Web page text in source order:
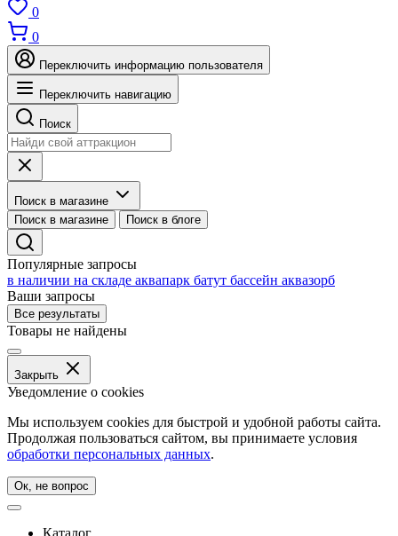
0
0
Переключить информацию пользователя
Переключить навигацию
Поиск
Поиск в магазине
Поиск в магазине
Поиск в блоге
Популярные запросы
в наличии на складе аквапарк батут бассейн аквазорб
Ваши запросы
Все результаты
Товары не найдены
Закрыть
Уведомление о cookies
Мы используем cookies для быстрой и удобной работы сайта.
Продолжая пользоваться сайтом, вы принимаете условия
обработки персональных данных.
Ок, не вопрос
Каталог